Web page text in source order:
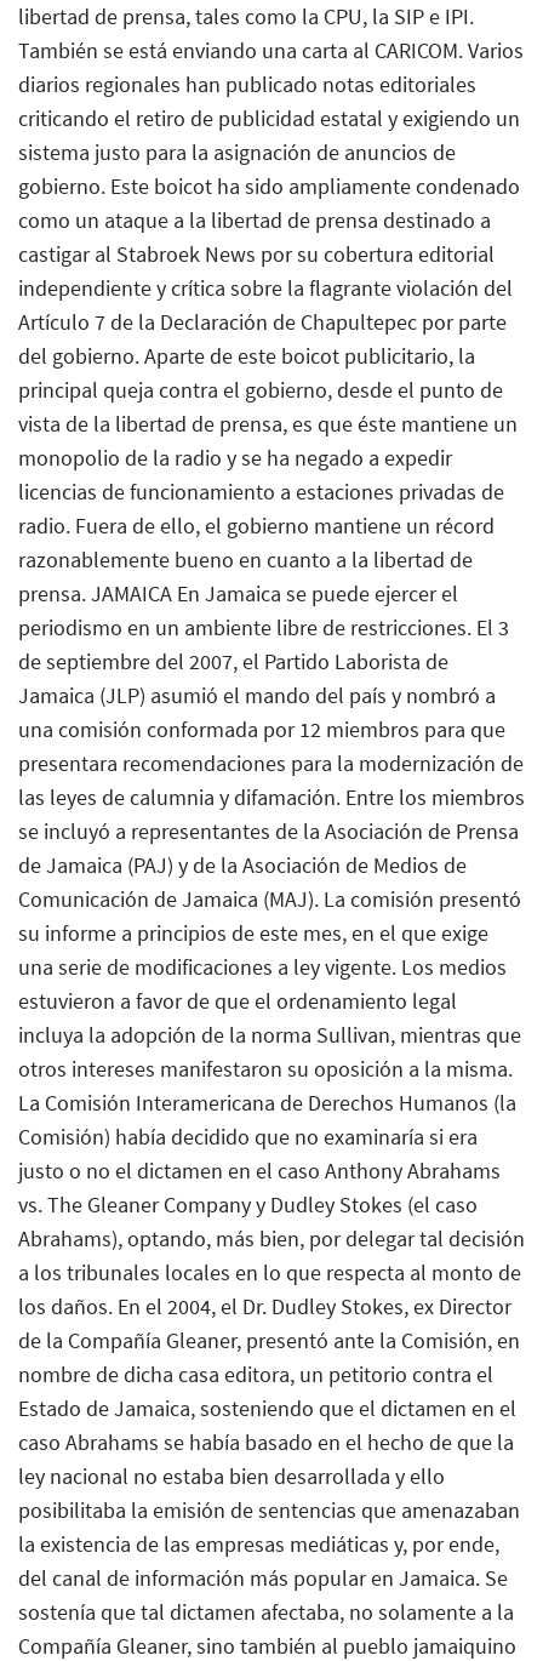
libertad de prensa, tales como la CPU, la SIP e IPI.
También se está enviando una carta al CARICOM. Varios
diarios regionales han publicado notas editoriales
criticando el retiro de publicidad estatal y exigiendo un
sistema justo para la asignación de anuncios de
gobierno. Este boicot ha sido ampliamente condenado
como un ataque a la libertad de prensa destinado a
castigar al Stabroek News por su cobertura editorial
independiente y crítica sobre la flagrante violación del
Artículo 7 de la Declaración de Chapultepec por parte
del gobierno. Aparte de este boicot publicitario, la
principal queja contra el gobierno, desde el punto de
vista de la libertad de prensa, es que éste mantiene un
monopolio de la radio y se ha negado a expedir
licencias de funcionamiento a estaciones privadas de
radio. Fuera de ello, el gobierno mantiene un récord
razonablemente bueno en cuanto a la libertad de
prensa. JAMAICA En Jamaica se puede ejercer el
periodismo en un ambiente libre de restricciones. El 3
de septiembre del 2007, el Partido Laborista de
Jamaica (JLP) asumió el mando del país y nombró a
una comisión conformada por 12 miembros para que
presentara recomendaciones para la modernización de
las leyes de calumnia y difamación. Entre los miembros
se incluyó a representantes de la Asociación de Prensa
de Jamaica (PAJ) y de la Asociación de Medios de
Comunicación de Jamaica (MAJ). La comisión presentó
su informe a principios de este mes, en el que exige
una serie de modificaciones a ley vigente. Los medios
estuvieron a favor de que el ordenamiento legal
incluya la adopción de la norma Sullivan, mientras que
otros intereses manifestaron su oposición a la misma.
La Comisión Interamericana de Derechos Humanos (la
Comisión) había decidido que no examinaría si era
justo o no el dictamen en el caso Anthony Abrahams
vs. The Gleaner Company y Dudley Stokes (el caso
Abrahams), optando, más bien, por delegar tal decisión
a los tribunales locales en lo que respecta al monto de
los daños. En el 2004, el Dr. Dudley Stokes, ex Director
de la Compañía Gleaner, presentó ante la Comisión, en
nombre de dicha casa editora, un petitorio contra el
Estado de Jamaica, sosteniendo que el dictamen en el
caso Abrahams se había basado en el hecho de que la
ley nacional no estaba bien desarrollada y ello
posibilitaba la emisión de sentencias que amenazaban
la existencia de las empresas mediáticas y, por ende,
del canal de información más popular en Jamaica. Se
sostenía que tal dictamen afectaba, no solamente a la
Compañía Gleaner, sino también al pueblo jamaiquino